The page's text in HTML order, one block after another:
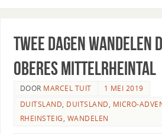
Twee dagen wandelen
Oberes Mittelrheintal
DOOR MARCEL TUIT
1 MEI 2019
DUITSLAND, DUITSLAND, MICRO-
RHEINSTEIG, WANDELEN